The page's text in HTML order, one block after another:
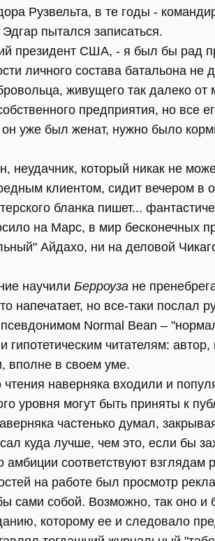
Рузвельта, в те годы -
пытался записаться.
президент США, - я был бы рад
личного состава батальона не
живущего так далеко от
предприятия, но все
уже был женат, нужно было
неудачник, который никак не
клиентом, сидит вечером в
бланка пишет...
на Марс, в мир бесконечных
Айдахо, ни на деловой
научили Берроуза не
напечатает, но все-таки послал
Normal Bean –
гипотетическим читателям:
вполне в своем уме.
чтения наверняка входили и
уровня могут быть приняты к
частенько думал,
куда лучше, чем это, если бы
соответствуют взглядам
на работе был просмотр
сами собой. Возможно, так оно и
которому ее и следовало